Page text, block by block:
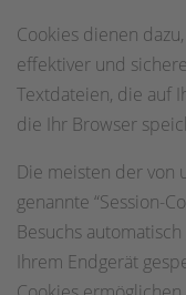
Cookies dienen
effektiver und
Textdateien, die auf
die Ihr Browser
Die meisten der von
genannte “Session-
Besuchs
Ihrem Endgerät